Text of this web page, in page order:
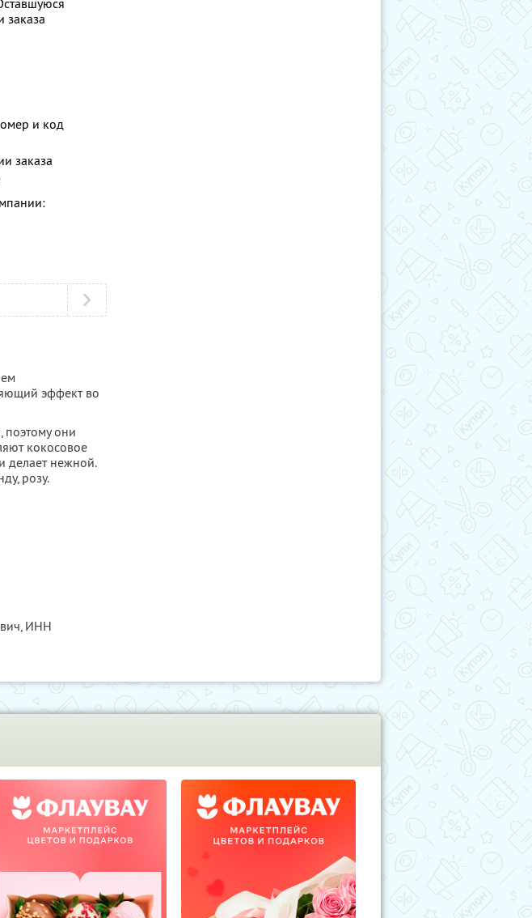
заказа
и код
заказа
эффект во
поэтому они
кокосовое
делает нежной.
розу.
ИНН